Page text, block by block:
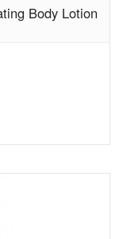
Body Lotion